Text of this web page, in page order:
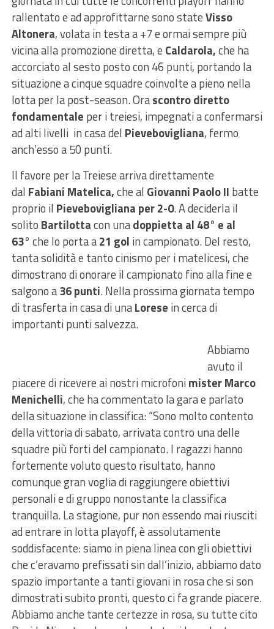
rallentato e ad approfittarne sono stateVisso
Altonera, volata in testa a +7 e ormai sempre più
vicina alla promozione diretta, e Caldarola,che ha
accorciato al sesto posto con 46 punti, portando la
situazione a cinque squadre coinvolte a pieno nella
lotta per la post-season. Orascontro diretto
fondamentale per i treiesi, impegnati a confermarsi
ad alti livelli in casa del Pievebovigliana, fermo
anch’esso a 50 punti.
Il favore per la Treiese arriva direttamente
dal Fabiani Matelica,che al Giovanni Paolo II batte
proprio il Pievebovigliana per 2-0. A deciderla il
solito Bartilottacon unadoppietta al 48° e al
63° che lo porta a21 gol in campionato. Del resto,
tanta solidità e tanto cinismo per i matelicesi, che
dimostrano di onorare il campionato fino alla fine e
salgono a36 punti. Nella prossima giornata tempo
di trasferta in casa di unaLorese in cerca di
importanti punti salvezza.
Abbiamo
avuto il
piacere di ricevere ai nostri microfonimister Marco
Menichelli, che ha commentato la gara e parlato
della situazione in classifica: “Sono molto contento
della vittoria di sabato, arrivata contro una delle
squadre più forti del campionato. I ragazzi hanno
fortemente voluto questo risultato, hanno
comunque gran voglia di raggiungere obiettivi
personali e di gruppo nonostante la classifica
tranquilla. La stagione, pur non essendo mai riusciti
ad entrare in lotta playoff, è assolutamente
soddisfacente: siamo in piena linea con gli obiettivi
che c’eravamo prefissati sin dall’inizio, abbiamo dato
spazio importante a tanti giovani in rosa che si son
dimostrati subito pronti, questo ci fa grande piacere.
Abbiamo anche tante certezze in rosa, su tutte cito